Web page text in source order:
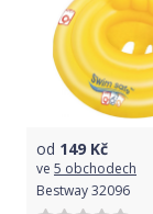
od 149 Kč
ve 5 obchodech
Bestway 32096